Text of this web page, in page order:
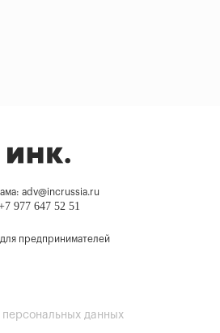
adv@incrussia.ru
977 647 52 51
предпринимателей
данных